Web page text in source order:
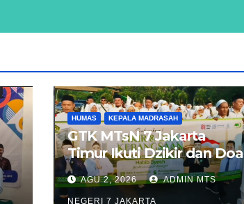
HUMAS KEPALA MADRASAH
GTK MTsN 7 Jakarta
Timur Ikuti Dzikir dan Doa
Kebangsaan Lintas
Agama di Monas
AGU 2, 2026 ADMIN MTS
NEGERI 7 JAKARTA